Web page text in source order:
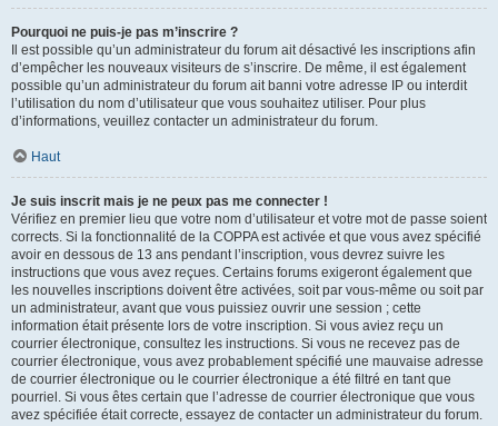
Pourquoi ne puis-je pas m’inscrire ?
Il est possible qu’un administrateur du forum ait désactivé les inscriptions afin
d’empêcher les nouveaux visiteurs de s’inscrire. De même, il est également
possible qu’un administrateur du forum ait banni votre adresse IP ou interdit
l’utilisation du nom d’utilisateur que vous souhaitez utiliser. Pour plus
d’informations, veuillez contacter un administrateur du forum.
Haut
Je suis inscrit mais je ne peux pas me connecter !
Vérifiez en premier lieu que votre nom d’utilisateur et votre mot de passe soient
corrects. Si la fonctionnalité de la COPPA est activée et que vous avez spécifié
avoir en dessous de 13 ans pendant l’inscription, vous devrez suivre les
instructions que vous avez reçues. Certains forums exigeront également que
les nouvelles inscriptions doivent être activées, soit par vous-même ou soit par
un administrateur, avant que vous puissiez ouvrir une session ; cette
information était présente lors de votre inscription. Si vous aviez reçu un
courrier électronique, consultez les instructions. Si vous ne recevez pas de
courrier électronique, vous avez probablement spécifié une mauvaise adresse
de courrier électronique ou le courrier électronique a été filtré en tant que
pourriel. Si vous êtes certain que l’adresse de courrier électronique que vous
avez spécifiée était correcte, essayez de contacter un administrateur du forum.